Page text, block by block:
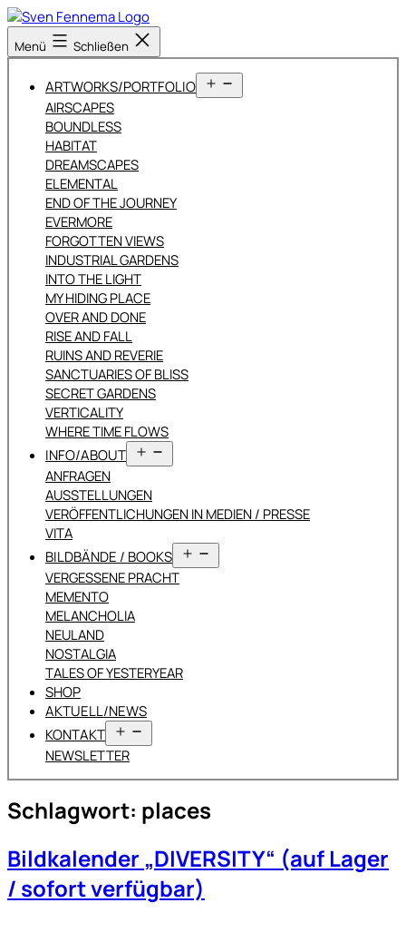
Zum
Inhalt
springen
Sven
Fennema
Menü Schließen
ARTWORKS/PORTFOLIO
öffnen
AIRSCAPES
BOUNDLESS
HABITAT
DREAMSCAPES
ELEMENTAL
END OF THE JOURNEY
EVERMORE
FORGOTTEN VIEWS
INDUSTRIAL GARDENS
INTO THE LIGHT
MY HIDING PLACE
OVER AND DONE
RISE AND FALL
RUINS AND REVERIE
SANCTUARIES OF BLISS
SECRET GARDENS
VERTICALITY
WHERE TIME FLOWS
INFO/ABOUT
öffnen
ANFRAGEN
AUSSTELLUNGEN
VERÖFFENTLICHUNGEN IN MEDIEN / PRESSE
VITA
BILDBÄNDE / BOOKS
öffnen
VERGESSENE PRACHT
MEMENTO
MELANCHOLIA
NEULAND
NOSTALGIA
TALES OF YESTERYEAR
SHOP
AKTUELL/NEWS
KONTAKT
öffnen
NEWSLETTER
Schlagwort: places
Bildkalender „DIVERSITY“ (auf Lager
/ sofort verfügbar)